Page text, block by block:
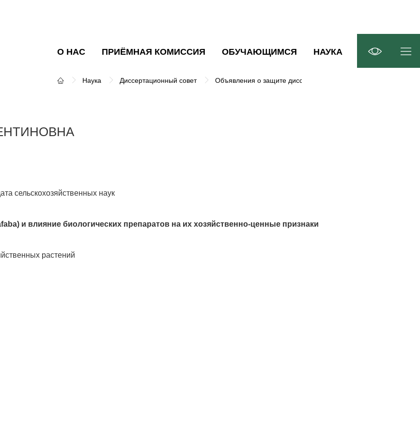
О НАС ПРИЁМНАЯ КОМИССИЯ ОБУЧАЮЩИМСЯ НАУКА
Наука Диссертационный совет Объявления о защите диссертаций
сельскохозяйственных наук
и влияние биологических препаратов на их хозяйственно-ценные признаки
растений